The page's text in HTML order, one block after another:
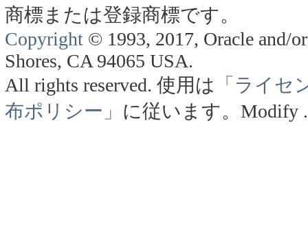
商標または登録商標です。
Copyright © 1993, 2017, Oracle and/
Shores, CA 94065 USA.
All rights reserved. 使用は 「ライセ
布ポリシー」 に従います。 Modify